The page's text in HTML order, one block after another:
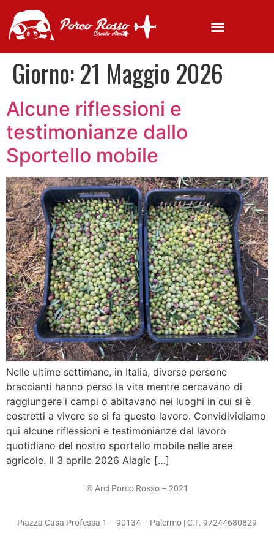
Giorno:21 Maggio 2026
Alcune riflessioni e
testimonianze dallo
Sportello mobile
Nelle ultime settimane, in Italia, diverse persone
braccianti hanno perso la vita mentre cercavano di
raggiungere i campi o abitavano nei luoghi in cui si è
costretti a vivere se si fa questo lavoro. Convidividiamo
qui alcune riflessioni e testimonianze dal lavoro
quotidiano del nostro sportello mobile nelle aree
agricole. Il 3 aprile 2026 Alagie […]
© Arci Porco Rosso – 2021
Piazza Casa Professa 1 – 90134 – Palermo | C.F. 97244680829